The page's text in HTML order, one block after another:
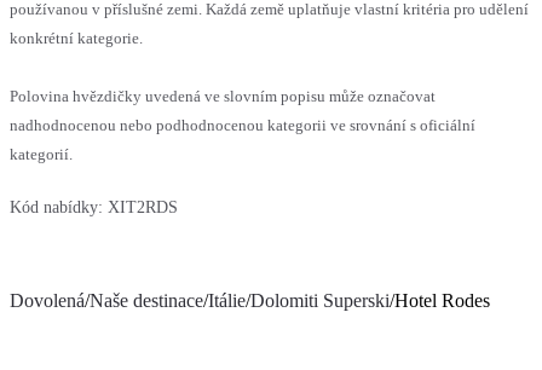
používanou v příslušné zemi. Každá země uplatňuje vlastní kritéria pro udělení
konkrétní kategorie.
Polovina hvězdičky uvedená ve slovním popisu může označovat
nadhodnocenou nebo podhodnocenou kategorii ve srovnání s oficiální
kategorií.
Kód nabídky: XIT2RDS
Dovolená/Naše destinace/Itálie/Dolomiti Superski/Hotel Rodes